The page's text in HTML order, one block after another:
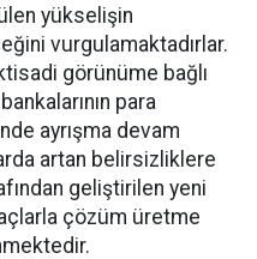
yükselişin
vurgulamaktadırlar.
görünüme bağlı
para
ayrışma devam
artan belirsizliklere
geliştirilen yeni
çözüm üretme